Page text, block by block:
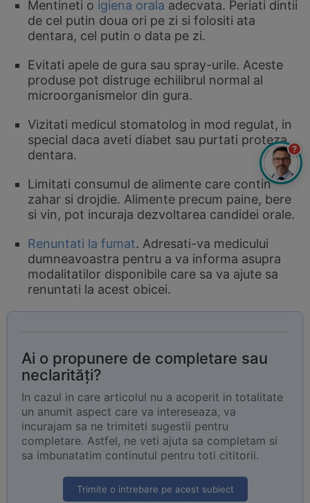
Mentineti o igiena orala adecvata. Periati dintii
de cel putin doua ori pe zi si folositi ata
dentara, cel putin o data pe zi.
Evitati apele de gura sau spray-urile. Aceste
produse pot distruge echilibrul normal al
microorganismelor din gura.
Vizitati medicul stomatolog in mod regulat, in
special daca aveti diabet sau purtati proteza
dentara.
Limitati consumul de alimente care contin
zahar si drojdie. Alimente precum paine, bere
si vin, pot incuraja dezvoltarea candidei orale.
Renuntati la fumat. Adresati-va medicului
dumneavoastra pentru a va informa asupra
modalitatilor disponibile care sa va ajute sa
renuntati la acest obicei.
Ai o propunere de completare sau
neclarități?
In cazul in care articolul nu a acoperit in totalitate
un anumit aspect care va intereseaza, va
incurajam sa ne trimiteti sugestii pentru
completare. Astfel, ne veti ajuta sa completam si
sa imbunatatim continutul pentru toti cititorii.
Trimite o intrebare pe acest subiect
?